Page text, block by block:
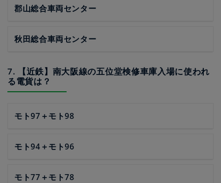
郡山総合車両センター
秋田総合車両センター
7. 【近鉄】南大阪線の五位堂検修車庫入場に使われ
る電貨は？
モト97＋モト98
モト94＋モト96
モト77＋モト78